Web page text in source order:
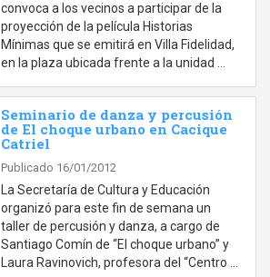
convoca a los vecinos a participar de la
proyección de la película Historias
Mínimas que se emitirá en Villa Fidelidad,
en la plaza ubicada frente a la unidad …
Seminario de danza y percusión
de El choque urbano en Cacique
Catriel
Publicado 16/01/2012
La Secretaría de Cultura y Educación
organizó para este fin de semana un
taller de percusión y danza, a cargo de
Santiago Comín de “El choque urbano” y
Laura Ravinovich, profesora del “Centro …